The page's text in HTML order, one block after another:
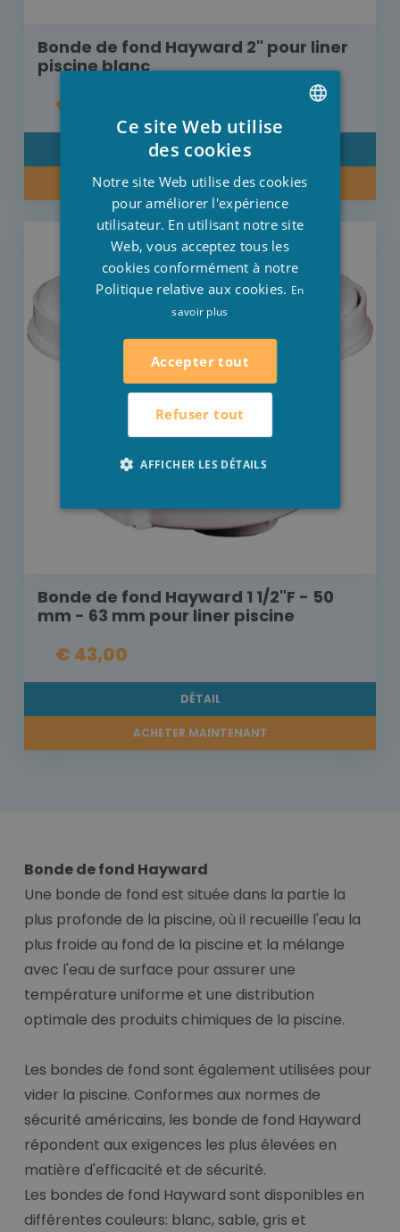
Bonde de fond Hayward 2" pour liner
piscine blanc
€ 44,00
DÉTAIL
ACHETER MAINTENANT
Bonde de fond Hayward 1 1/2"F - 50
mm - 63 mm pour liner piscine
€ 43,00
DÉTAIL
ACHETER MAINTENANT
Bonde de fond Hayward
Une bonde de fond est située dans la partie la
plus profonde de la piscine, où il recueille l'eau la
plus froide au fond de la piscine et la mélange
avec l'eau de surface pour assurer une
température uniforme et une distribution
optimale des produits chimiques de la piscine.
Les bondes de fond sont également utilisées pour
vider la piscine. Conformes aux normes de
sécurité américains, les bonde de fond Hayward
répondent aux exigences les plus élevées en
matière d'efficacité et de sécurité.
Les bondes de fond Hayward sont disponibles en
différentes couleurs: blanc, sable, gris et
ENGLISH
Ce site Web utilise
des cookies
Notre site Web utilise des cookies
pour améliorer l'expérience
utilisateur. En utilisant notre site
Web, vous acceptez tous les
cookies conformément à notre
Politique relative aux cookies. En
savoir plus
Accepter tout
Refuser tout
AFFICHER LES DÉTAILS